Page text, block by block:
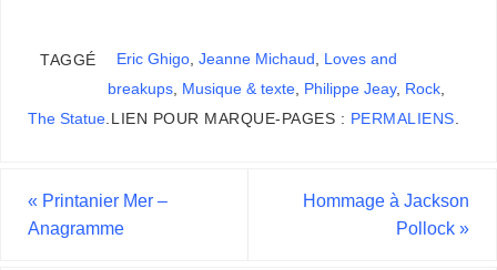
TAGGÉ Eric Ghigo, Jeanne Michaud , Loves and
breakups, Musique & texte, Philippe Jeay, Rock,
The Statue. LIEN POUR MARQUE-PAGES : PERMALIENS.
« Printanier Mer –
Anagramme
Hommage à Jackson
Pollock »